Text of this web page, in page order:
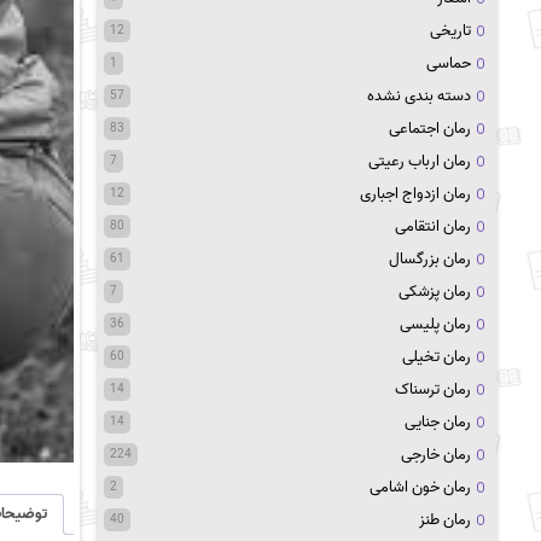
تاریخی 12
حماسی 1
دسته بندی نشده 57
رمان اجتماعی 83
رمان ارباب رعیتی 7
رمان ازدواج اجباری 12
رمان انتقامی 80
رمان بزرگسال 61
رمان پزشکی 7
رمان پلیسی 36
رمان تخیلی 60
رمان ترسناک 14
رمان جنایی 14
رمان خارجی 224
رمان خون اشامی 2
رمان طنز 40